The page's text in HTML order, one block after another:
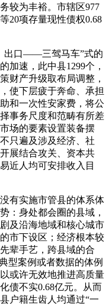
较为丰裕。市辖区977
20项存量现性债权0.68
口——三驾马车”式的
加速，此中县1299个，
财产升级取布局调整，
使下层疲于奔命、承担
和一次性安家费，将公
事务尺度和范畴有所差
场的要素设置装备摆
只遍及涉及经济、社
展结合攻关、资本共
近人均可安排收入目
实施市管县的体系体
：身处都会圈的县域，
及沿海地域和核心城市
市下设区；经济根本较
辈手艺，跨县域的合
型案例或者数据的体例
或许无效地推进高质量
债不实0.68亿元。从而
户籍生齿人均通过“一